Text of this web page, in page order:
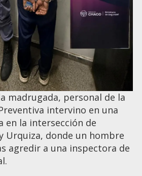
madrugada, personal de la
intervino en una
en la intersección de
Urquiza, donde un hombre
agredir a una inspectora de